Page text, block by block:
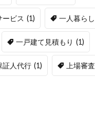
ービス (1) 一人暮らし
一戸建て見積もり (1)
証人代行 (1) 上場審査